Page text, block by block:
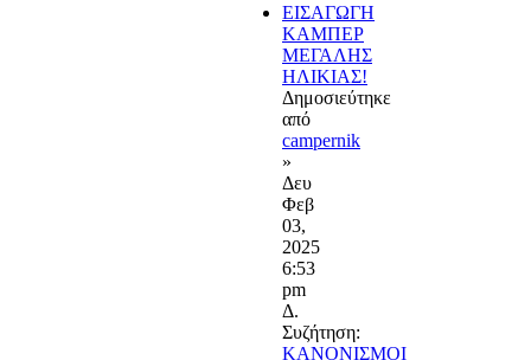
ΕΙΣΑΓΩΓΗ
ΚΑΜΠΕΡ
ΜΕΓΑΛΗΣ
ΗΛΙΚΙΑΣ!
Δημοσιεύτηκε
από
campernik
»
Δευ
Φεβ
03,
2025
6:53
pm
Δ.
Συζήτηση:
ΚΑΝΟΝΙΣΜΟΙ